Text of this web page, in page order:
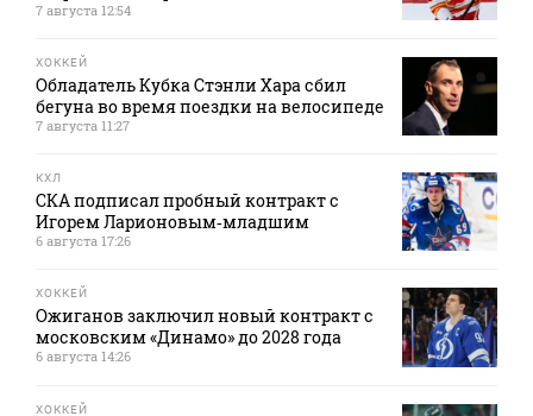
7 августа 12:54
ХОККЕЙ
Обладатель Кубка Стэнли Хара сбил
бегуна во время поездки на велосипеде
7 августа 11:27
КХЛ
СКА подписал пробный контракт с
Игорем Ларионовым‑младшим
6 августа 17:26
ХОККЕЙ
Ожиганов заключил новый контракт с
московским «Динамо» до 2028 года
6 августа 14:26
ХОККЕЙ